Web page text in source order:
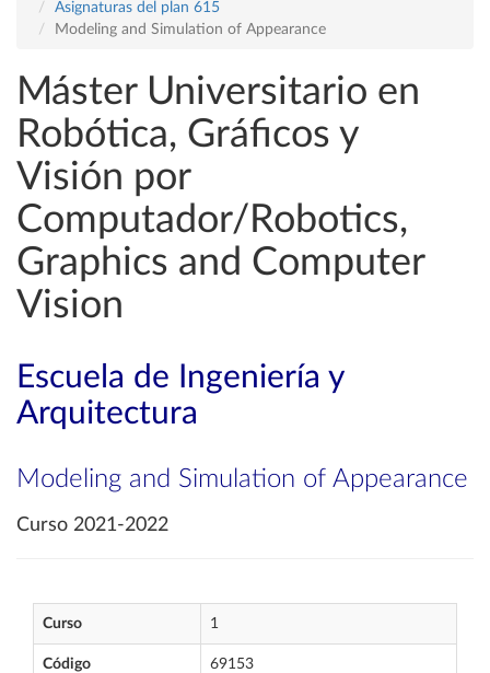
Asignaturas del plan 615
Modeling and Simulation of Appearance
Máster Universitario en
Robótica, Gráficos y
Visión por
Computador/Robotics,
Graphics and Computer
Vision
Escuela de Ingeniería y
Arquitectura
Modeling and Simulation of Appearance
Curso 2021-2022
Curso 1
Código 69153